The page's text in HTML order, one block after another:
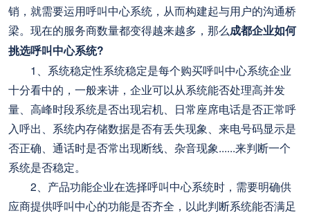
销，就需要运用呼叫中心系统，从而构建起与用户的沟通桥
梁。现在的服务商数量都变得越来越多，那么成都企业如何
挑选呼叫中心系统?
1、系统稳定性系统稳定是每个购买呼叫中心系统企业
十分看中的，一般来讲，企业可以从系统能否处理高并发
量、高峰时段系统是否出现宕机、日常座席电话是否正常呼
入呼出、系统内存储数据是否有丢失现象、来电号码显示是
否正确、通话时是否常出现断线、杂音现象......来判断一个
系统是否稳定。
2、产品功能企业在选择呼叫中心系统时，需要明确供
应商提供呼叫中心的功能是否齐全，以此判断系统能否满足